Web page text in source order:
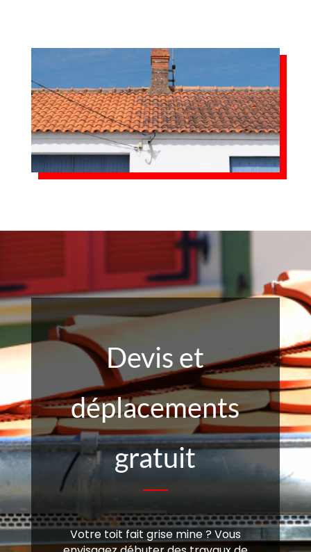
Devis et
déplacements
gratuit
Votre toit fait grise mine ? Vous